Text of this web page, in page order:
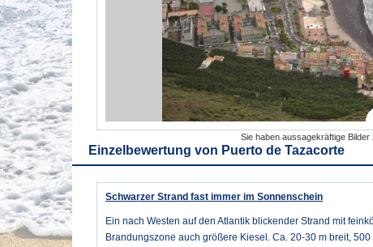
Sie haben aussagekräftige
Einzelbewertung von Puerto de Tazacorte
Schwarzer Strand fast immer im Sonnenschein
Ein nach Westen auf den Atlantik blickender Strand mit
Brandungszone auch größere Kiesel. Ca. 20-30 m breit,